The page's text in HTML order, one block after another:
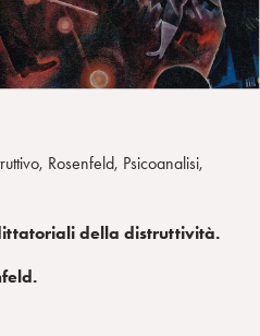
Rosenfeld, Psicoanalisi,
della distruttività.